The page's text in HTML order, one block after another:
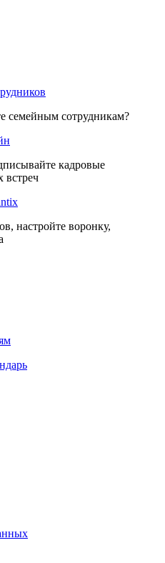
семейным сотрудникам?
кадровые
встреч
настройте воронку,